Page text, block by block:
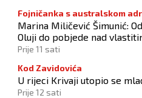
Fojničanka s australskom
Marina Miličević Šimunić:
Oluji do pobjede nad
Prije 11 sati
Kod Zavidovića
U rijeci Krivaji utopio se
Prije 12 sati